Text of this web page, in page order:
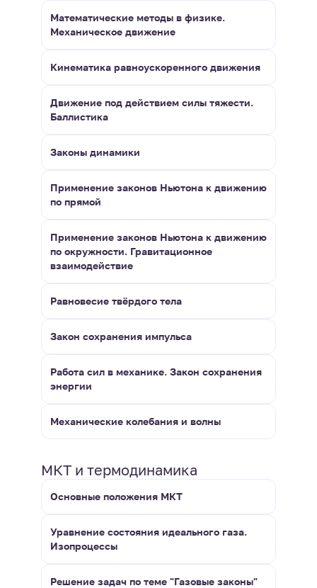
Математические методы в физике.
Механическое движение
Кинематика равноускоренного движения
Движение под действием силы тяжести.
Баллистика
Законы динамики
Применение законов Ньютона к движению
по прямой
Применение законов Ньютона к движению
по окружности. Гравитационное
взаимодействие
Равновесие твёрдого тела
Закон сохранения импульса
Работа сил в механике. Закон сохранения
энергии
Механические колебания и волны
МКТ и термодинамика
Основные положения МКТ
Уравнение состояния идеального газа.
Изопроцессы
Решение задач по теме "Газовые законы"